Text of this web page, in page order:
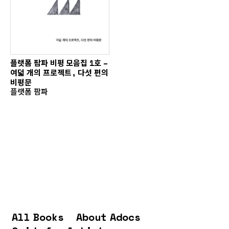
플랫폼 팜파 비평 모음집 1호 –
여덟 개의 프로젝트, 다섯 편의
비평문
플랫폼 팜파
All Books
About Adocs